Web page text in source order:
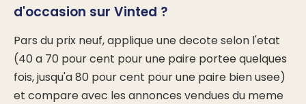
d'occasion sur Vinted ?
Pars du prix neuf, applique une decote selon l'etat
(40 a 70 pour cent pour une paire portee quelques
fois, jusqu'a 80 pour cent pour une paire bien usee)
et compare avec les annonces vendues du meme